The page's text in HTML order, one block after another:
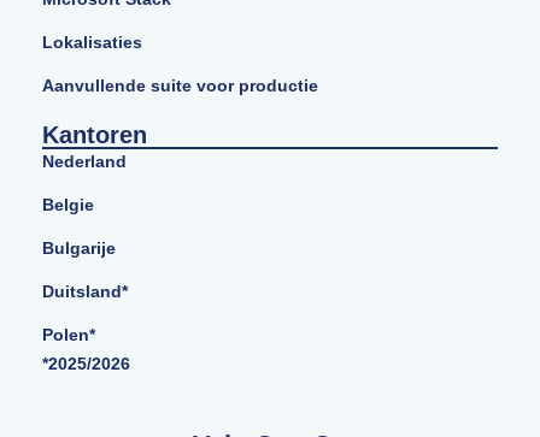
Lokalisaties
Aanvullende suite voor productie
Kantoren
Nederland
Belgie
Bulgarije
Duitsland*
Polen*
*2025/2026